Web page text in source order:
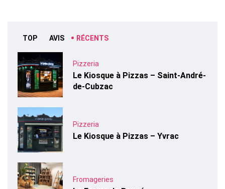
TOP AVIS RÉCENTS
Pizzeria
Le Kiosque à Pizzas – Saint-André-
de-Cubzac
Pizzeria
Le Kiosque à Pizzas – Yvrac
Fromageries